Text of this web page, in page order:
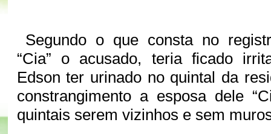
Segundo o que consta no
“Cia” o acusado, teria ficado
Edson ter urinado no quintal da
constrangimento a esposa dele
quintais serem vizinhos e sem